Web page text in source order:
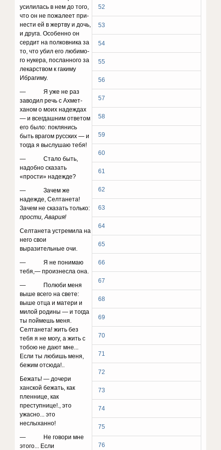
52
53
54
55
56
57
58
59
60
61
62
63
64
65
66
67
68
69
70
71
72
73
74
75
76
усилилась в нем до того,
что он не пожалеет при­
нести ей в жертву и дочь,
и друга. Особенно он
сер­дит на полковника за
то, что убил его любимо­
го нукера, посланного за
лекарством к гакиму
Ибра­гиму.
— Я уже не раз
заводил речь с Ахмет-
ханом о мо­их надеждах
— и всегдашним ответом
его было: по­клянись
быть врагом русских — и
тогда я выслушаю тебя!
— Стало быть,
надобно сказать
«прости» надежде?
— Зачем же
надежде, Селтанета!
Зачем не сказать только:
прости, Авария!
Селтанета устремила на
него свои
выразительные очи.
— Я не понимаю
тебя,— произнесла она.
— Полюби меня
выше всего на свете:
выше отца и матери и
милой родины — и тогда
ты поймешь ме­ня.
Селтанета! жить без
тебя я не могу, а жить с
тобою не дают мне...
Если ты любишь меня,
бежим отсюда!..
Бежать! — дочери
ханской бежать, как
пленнице, как
преступнице!., это
ужасно... это
неслыханно!
— Не говори мне
этого... Если